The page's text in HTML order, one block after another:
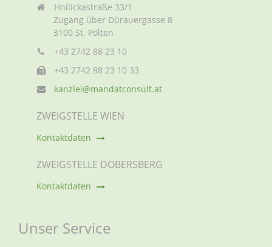
Hnilickastraße 33/1
Zugang über Dürauergasse 8
3100 St. Pölten
+43 2742 88 23 10
+43 2742 88 23 10 33
kanzlei@mandatconsult.at
ZWEIGSTELLE WIEN
Kontaktdaten
ZWEIGSTELLE DOBERSBERG
Kontaktdaten
Unser Service